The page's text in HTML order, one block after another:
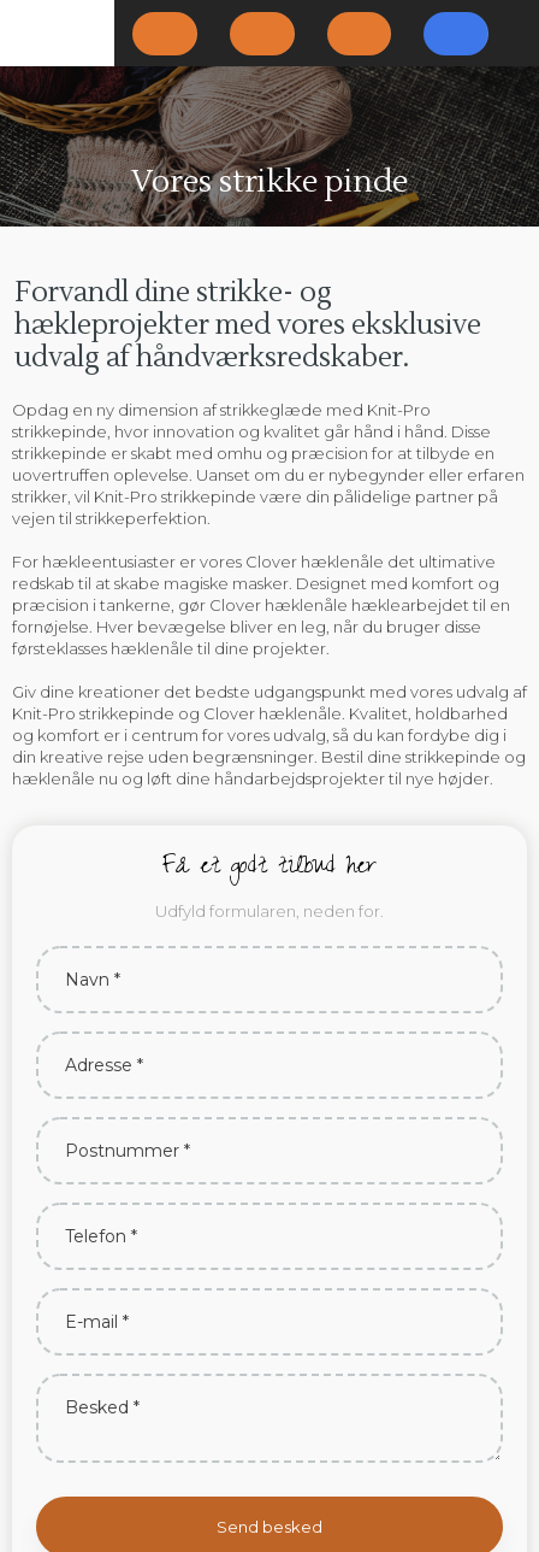
Vores strikke pinde​
​Forvandl dine strikke- og
hækleprojekter med vores eksklusive
udvalg af håndværksredskaber.
Opdag en ny dimension af strikkeglæde med Knit-Pro
strikkepinde, hvor innovation og kvalitet går hånd i hånd. Disse
strikkepinde er skabt med omhu og præcision for at tilbyde en
uovertruffen oplevelse. Uanset om du er nybegynder eller erfaren
strikker, vil Knit-Pro strikkepinde være din pålidelige partner på
vejen til strikkeperfektion.
For hækleentusiaster er vores Clover hæklenåle det ultimative
redskab til at skabe magiske masker. Designet med komfort og
præcision i tankerne, gør Clover hæklenåle hæklearbejdet til en
fornøjelse. Hver bevægelse bliver en leg, når du bruger disse
førsteklasses hæklenåle til dine projekter.
Giv dine kreationer det bedste udgangspunkt med vores udvalg af
Knit-Pro strikkepinde og Clover hæklenåle. Kvalitet, holdbarhed
og komfort er i centrum for vores udvalg, så du kan fordybe dig i
din kreative rejse uden begrænsninger. Bestil dine strikkepinde og
hæklenåle nu og løft dine håndarbejdsprojekter til nye højder.​
Få et godt tilbud her
Udfyld formularen, neden for.